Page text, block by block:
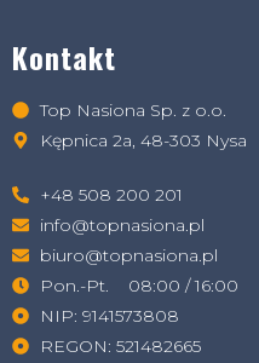
Kontakt
Top Nasiona Sp. z o.o.
Kępnica 2a, 48-303 Nysa
+48 508 200 201
info@topnasiona.pl
biuro@topnasiona.pl
Pon.-Pt. 08:00 / 16:00
NIP: 9141573808
REGON: 521482665